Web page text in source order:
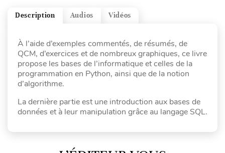
Vidéos
Audios
Description
À l’aide d’exemples commentés, de résumés, de
QCM, d’exercices et de nombreux graphiques, ce livre
propose les bases de l’informatique et celles de la
programmation en Python, ainsi que de la notion
d’algorithme.
La dernière partie est une introduction aux bases de
données et à leur manipulation grâce au langage SQL.